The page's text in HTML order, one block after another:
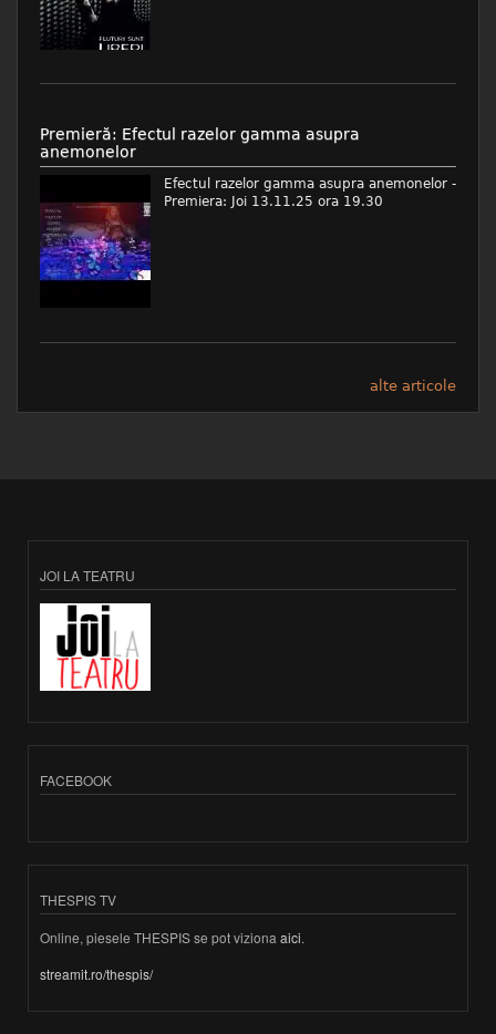
Premieră: Efectul razelor gamma asupra
anemonelor
Efectul razelor gamma asupra anemonelor -
Premiera: Joi 13.11.25 ora 19.30
alte articole
JOI LA TEATRU
FACEBOOK
THESPIS TV
Online, piesele THESPIS se pot viziona aici.
streamit.ro/thespis/